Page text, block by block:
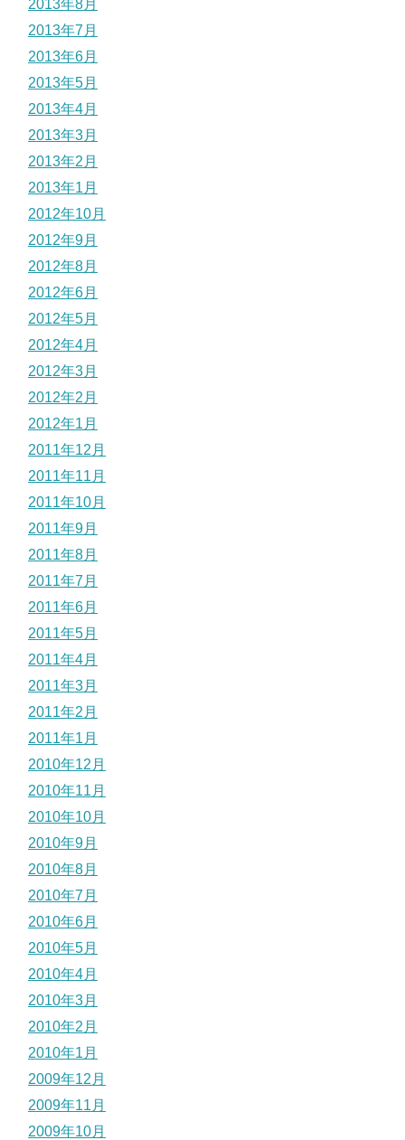
2013年8月
2013年7月
2013年6月
2013年5月
2013年4月
2013年3月
2013年2月
2013年1月
2012年10月
2012年9月
2012年8月
2012年6月
2012年5月
2012年4月
2012年3月
2012年2月
2012年1月
2011年12月
2011年11月
2011年10月
2011年9月
2011年8月
2011年7月
2011年6月
2011年5月
2011年4月
2011年3月
2011年2月
2011年1月
2010年12月
2010年11月
2010年10月
2010年9月
2010年8月
2010年7月
2010年6月
2010年5月
2010年4月
2010年3月
2010年2月
2010年1月
2009年12月
2009年11月
2009年10月